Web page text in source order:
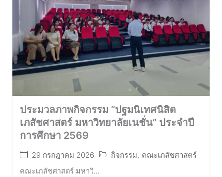
ประมวลภาพกิจกรรม “ปฐมนิเทศนิสิต
เภสัชศาสตร์ มหาวิทยาลัยเนชั่น” ประจำปี
การศึกษา 2569
29 กรกฎาคม 2026 กิจกรรม, คณะเภสัชศาสตร์
คณะเภสัชศาสตร์ มหาวิ...